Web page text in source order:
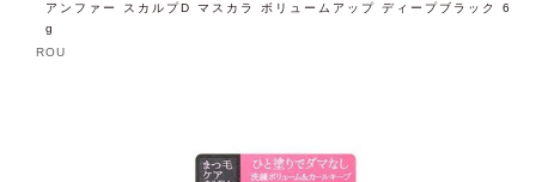
アンファー スカルプD マスカラ ボリュームアップ ディープブラック 6
g
ROU